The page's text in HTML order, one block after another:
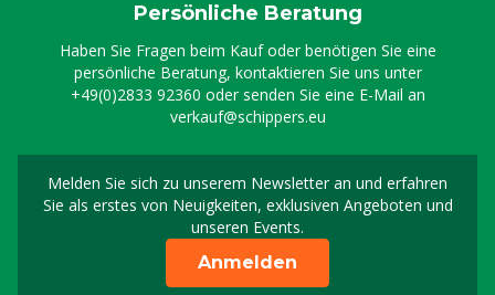
Persönliche Beratung
Haben Sie Fragen beim Kauf oder benötigen Sie eine
persönliche Beratung, kontaktieren Sie uns unter
+49(0)2833 92360 oder senden Sie eine E-Mail an
verkauf@schippers.eu
Melden Sie sich zu unserem Newsletter an und erfahren
Sie als erstes von Neuigkeiten, exklusiven Angeboten und
unseren Events.
Melden Sie sich für
Anmelden